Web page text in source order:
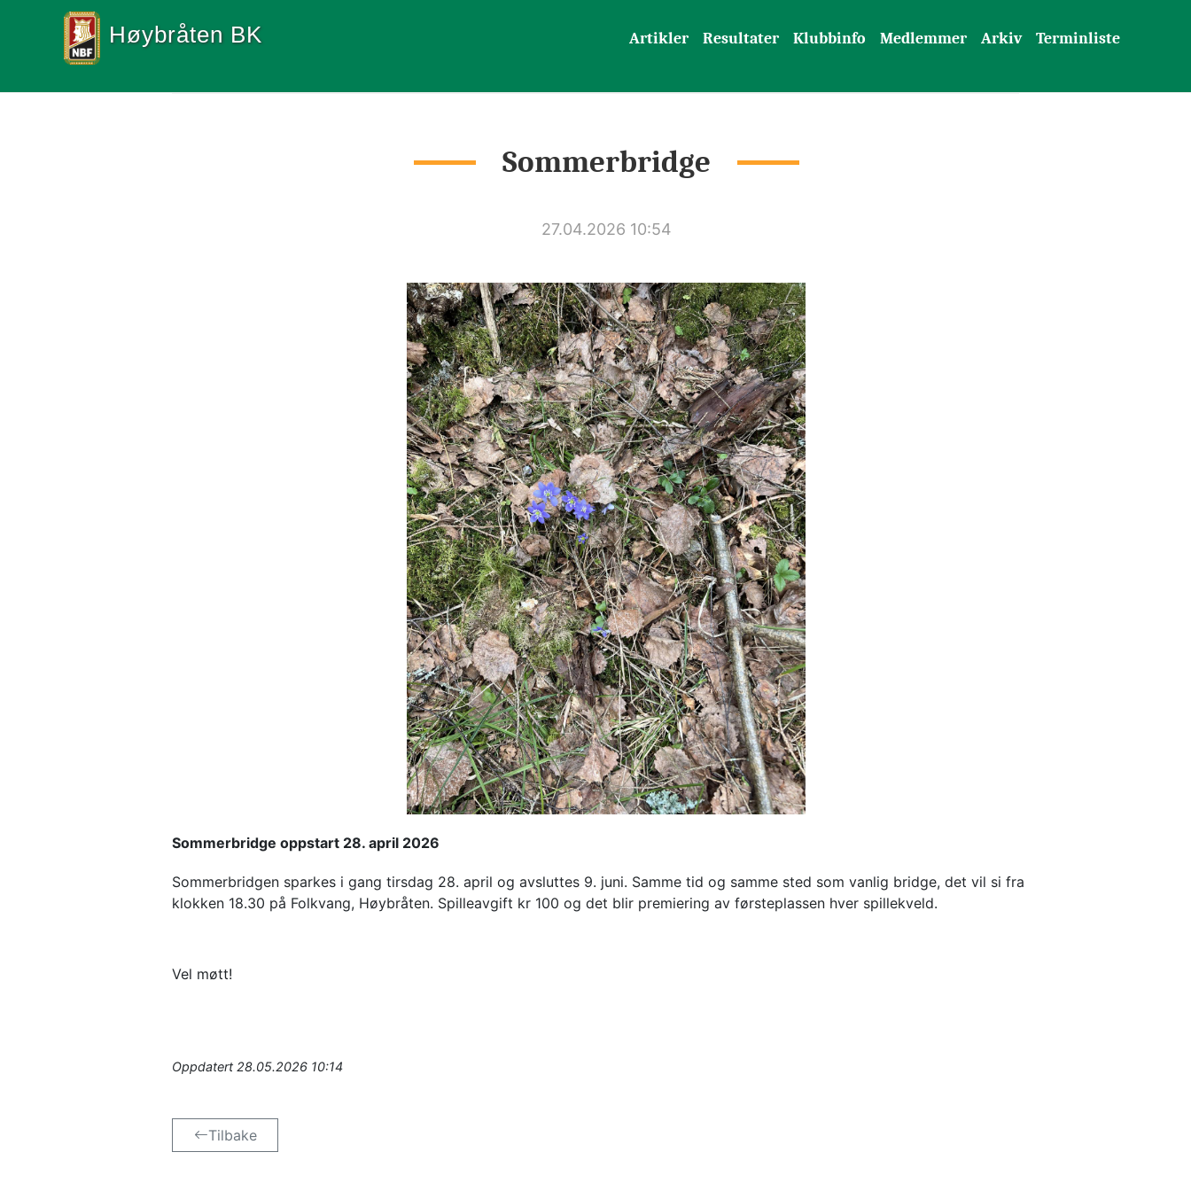
Høybråten BK Artikler Resultater Klubbinfo Medlemmer Arkiv Terminliste
Sommerbridge
27.04.2026 10:54
Sommerbridge oppstart 28. april 2026
Sommerbridgen sparkes i gang tirsdag 28. april og avsluttes 9. juni. Samme tid og samme sted som vanlig bridge, det vil si fra
klokken 18.30 på Folkvang, Høybråten. Spilleavgift kr 100 og det blir premiering av førsteplassen hver spillekveld.
Vel møtt!
Oppdatert 28.05.2026 10:14
Tilbake